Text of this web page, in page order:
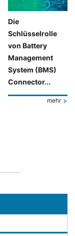
Die
Schlüsselrolle
von Battery
Management
System (BMS)
Connector...
mehr